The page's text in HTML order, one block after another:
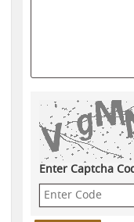
Enter Captcha